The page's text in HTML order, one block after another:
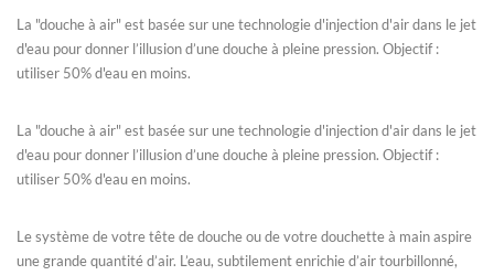
La "douche à air" est basée sur une technologie d'injection d'air dans le jet
d'eau pour donner l’illusion d’une douche à pleine pression. Objectif :
utiliser 50% d'eau en moins.
La "douche à air" est basée sur une technologie d'injection d'air dans le jet
d'eau pour donner l’illusion d’une douche à pleine pression. Objectif :
utiliser 50% d'eau en moins.
Le système de votre tête de douche ou de votre douchette à main aspire
une grande quantité d’air. L’eau, subtilement enrichie d’air tourbillonné,